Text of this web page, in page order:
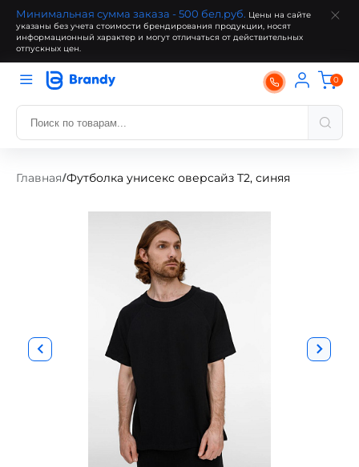
Минимальная сумма заказа - 500 бел.руб. Цены на сайте
указаны без учета стоимости брендирования продукции, носят
информационный характер и могут отличаться от действительных
отпускных цен.
0
Главная/Футболка унисекс оверсайз T2, синяя